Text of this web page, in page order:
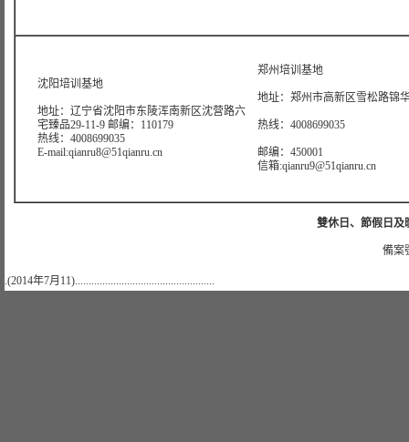
沈阳培训基地
地址：辽宁省沈阳市东陵浑南新区沈营路六
宅臻品29-11-9 邮编：110179
热线：4008699035
E-mail:qianru8@51qianru.cn
郑州培训基地
地址：郑州市高新区雪松路锦
热线：4008699035
邮编：450001
信箱:qianru9@51qianru.cn
雙休日、節假日及
備案
.(2014年7月11)...................................................